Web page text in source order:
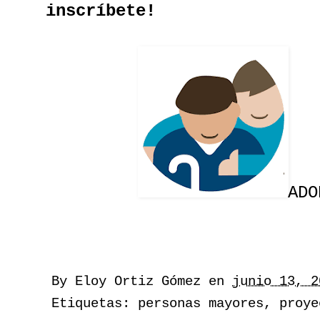
inscríbete!
By Eloy Ortiz Gómez en junio 13,
Etiquetas: personas mayores,